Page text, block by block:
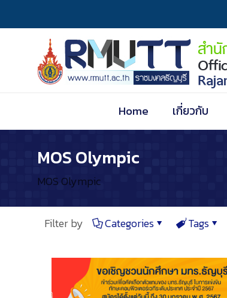
Home เกี่ยวกับ
MOS Olympic
MOS Olympic
Filter by Categories Tags